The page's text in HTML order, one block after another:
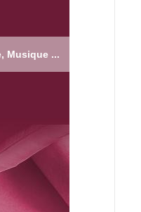
Musique ...